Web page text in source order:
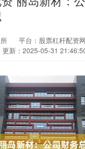
平台：股票杠杆配资
更新：2025-05-31